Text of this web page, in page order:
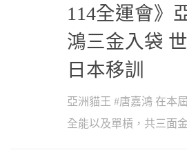
114全運會》
鴻三金入袋
日本移訓
亞洲貓王 #唐嘉鴻 在本
全能以及單槓，共三面